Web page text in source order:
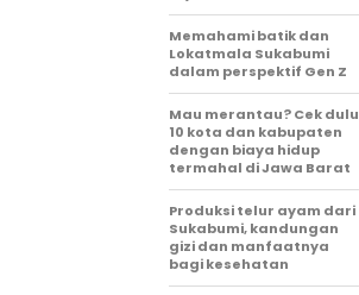
Memahami batik dan
Lokatmala Sukabumi
dalam perspektif Gen Z
Mau merantau? Cek dulu
10 kota dan kabupaten
dengan biaya hidup
termahal di Jawa Barat
Produksi telur ayam dari
Sukabumi, kandungan
gizi dan manfaatnya
bagi kesehatan